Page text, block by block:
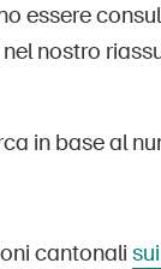
essere
nostro
in base al
cantonali